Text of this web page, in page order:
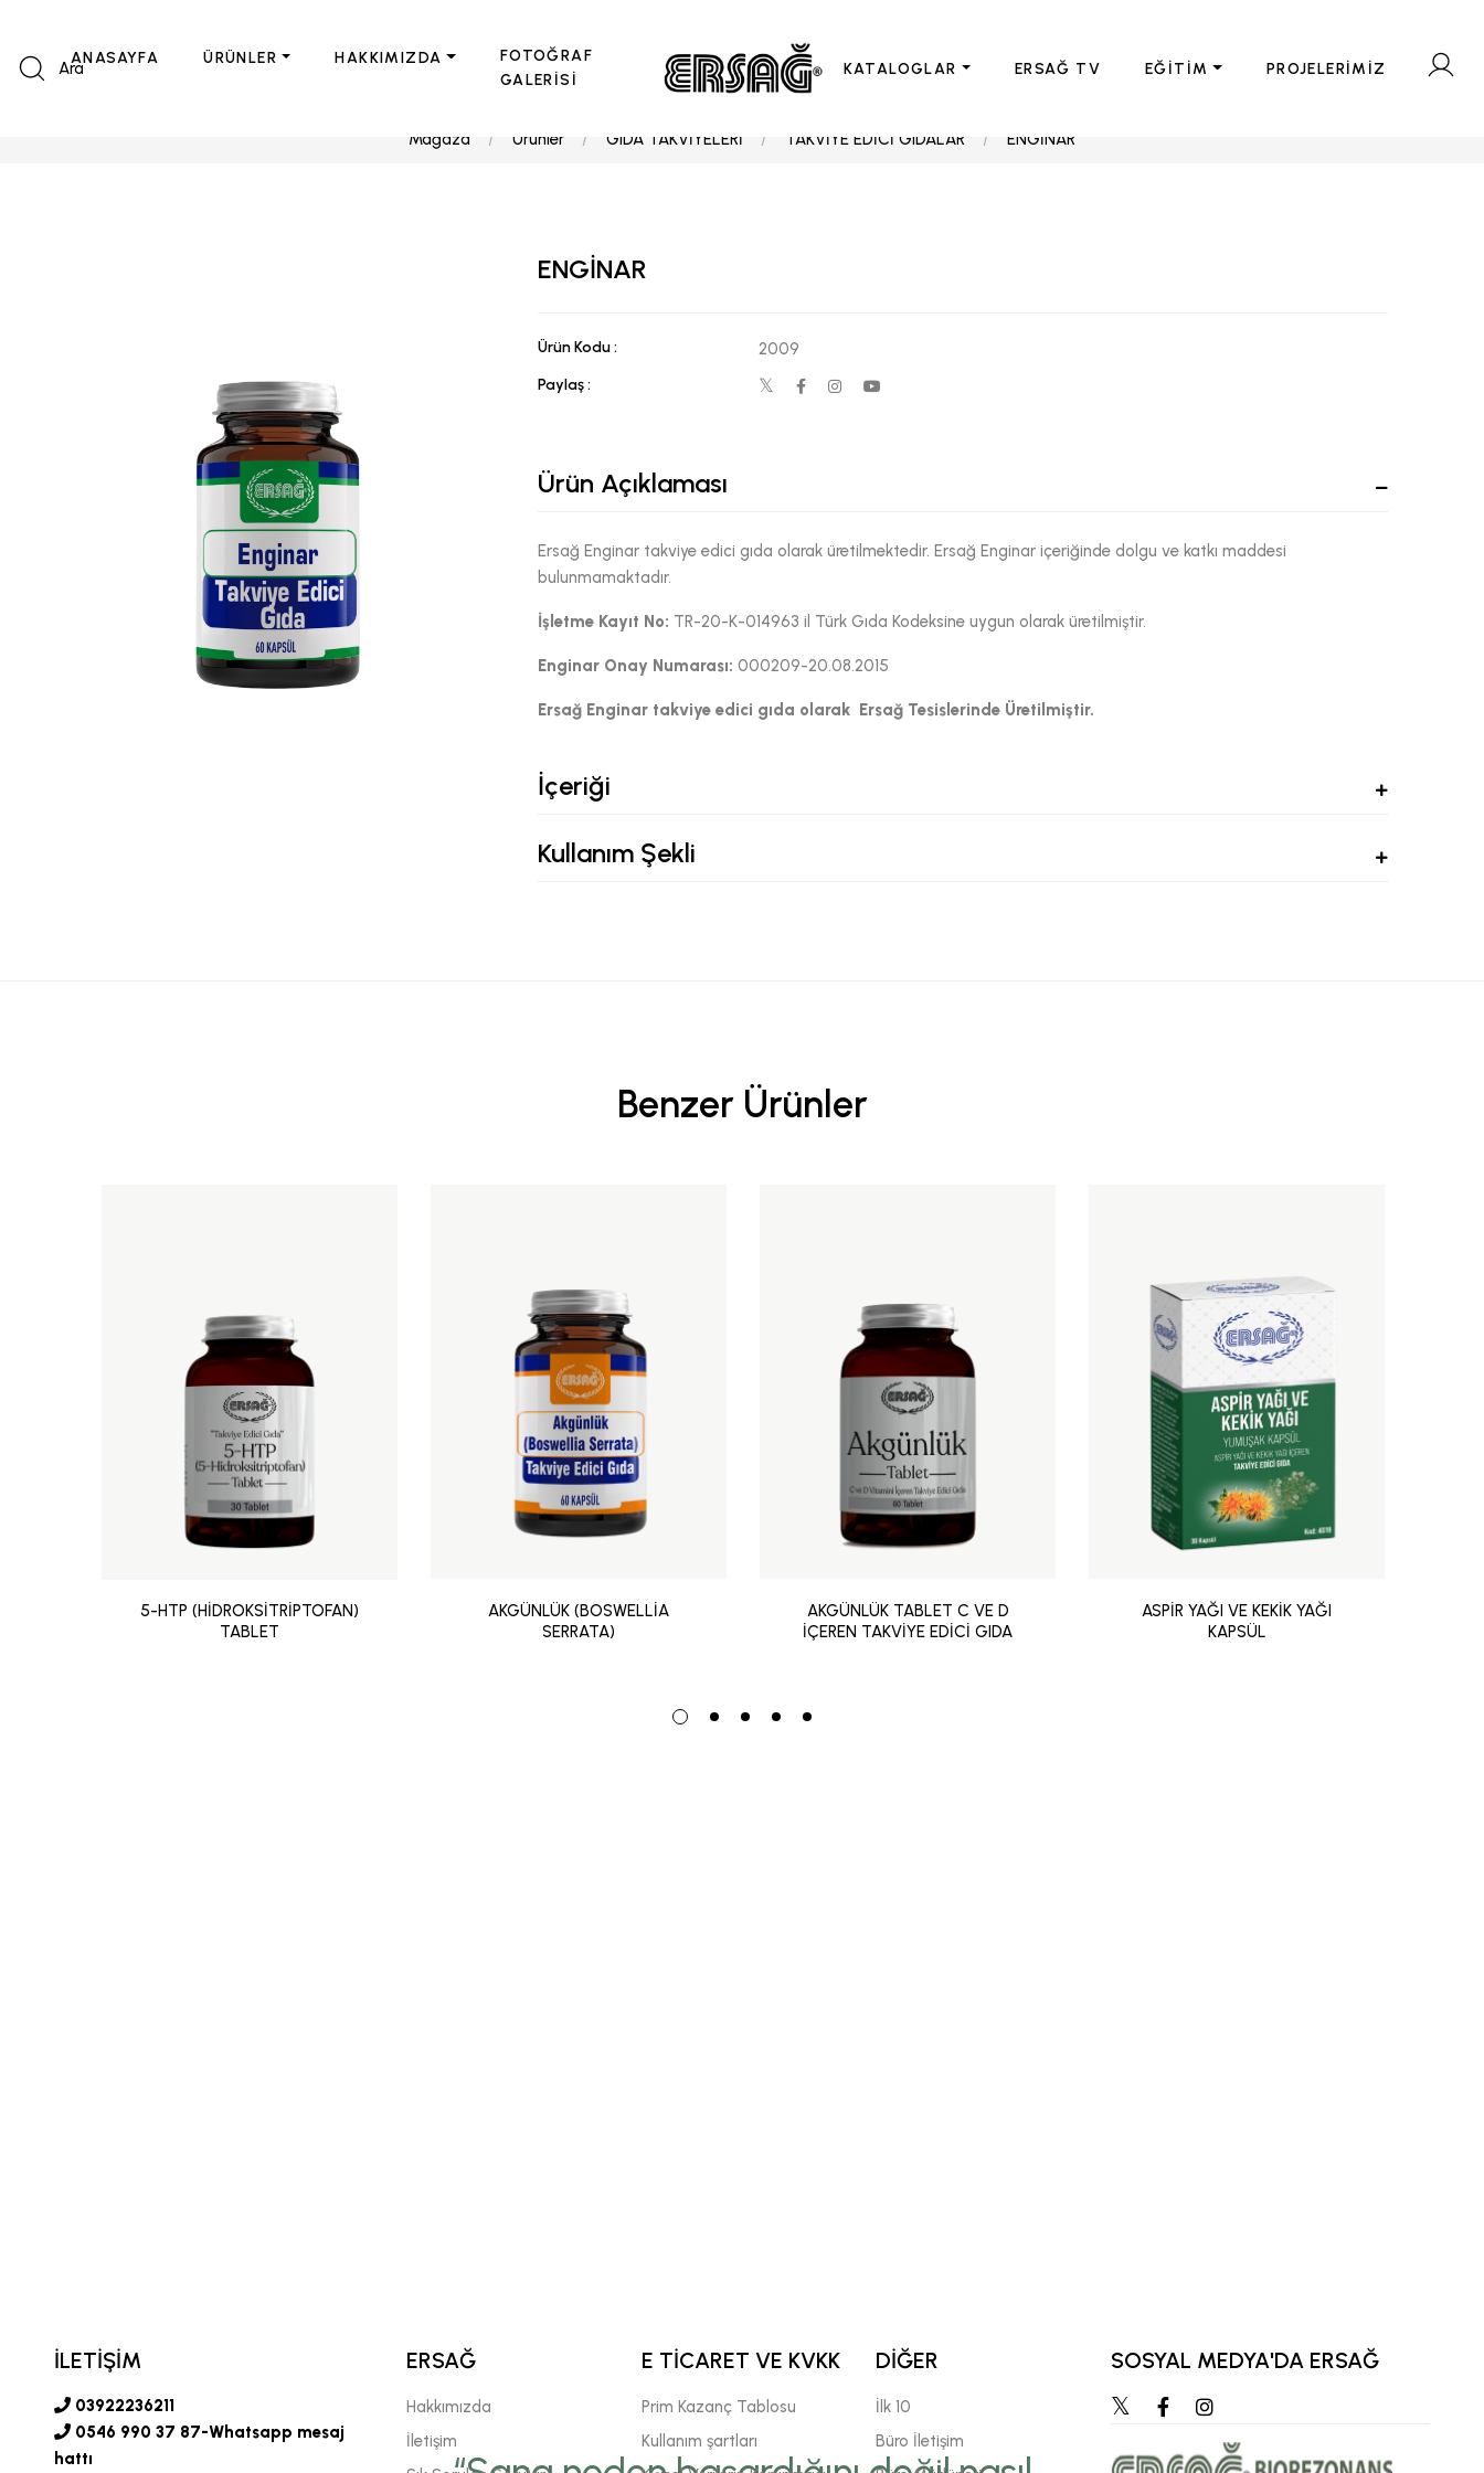
Ara
ANASAYFA ÜRÜNLER HAKKIMIZDA
FOTOĞRAF
GALERİSİ
KATALOGLAR ERSAĞ TV EĞİTİM PROJELERİMİZ
Mağaza Ürünler GIDA TAKVİYELERİ TAKVİYE EDİCİ GIDALAR ENGİNAR
ENGİNAR
Ürün Kodu : 2009
Paylaş :
Ürün Açıklaması
Ersağ Enginar takviye edici gıda olarak üretilmektedir. Ersağ Enginar içeriğinde dolgu ve katkı maddesi
bulunmamaktadır.
İşletme Kayıt No: TR-20-K-014963 il Türk Gıda Kodeksine uygun olarak üretilmiştir.
Enginar Onay Numarası: 000209-20.08.2015
Ersağ Enginar takviye edici gıda olarak Ersağ Tesislerinde Üretilmiştir.
İçeriği
Kullanım Şekli
Benzer Ürünler
5-HTP (HİDROKSİTRİPTOFAN)
TABLET
AKGÜNLÜK (BOSWELLİA
SERRATA)
AKGÜNLÜK TABLET C VE D
İÇEREN TAKVİYE EDİCİ GIDA
ASPİR YAĞI VE KEKİK YAĞI
KAPSÜL
şirketimiz Ersağ' a
“Zihnimizde en çok
hedef, zamanla
İLETİŞİM
03922236211
0546 990 37 87-Whatsapp mesaj
hattı
ERSAĞ
Hakkımızda
İletişim
E TİCARET VE KVKK
Prim Kazanç Tablosu
Kullanım şartları
DİĞER
İlk 10
Büro İletişim
SOSYAL MEDYA'DA ERSAĞ